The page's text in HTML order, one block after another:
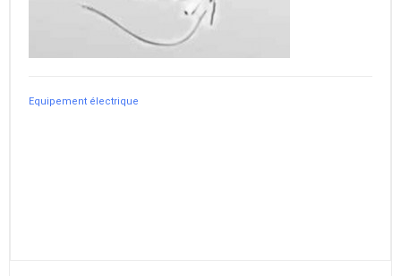
Equipement électrique